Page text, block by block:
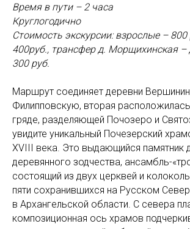
Время в пути – 2 часа
Круглогодично
Стоимость экскурсии: взрослые – 800
400руб., трансфер д. Морщихинская –
300 руб.
Маршрут соединяет деревни
Филипповскую, вторая
гряде, разделяющей Почозеро и
увидите уникальный Почезерский
XVIII века. Это выдающийся памятник
деревянного зодчества, ансамбль-
состоящий из двух церквей и
пяти сохранившихся на Русском
в Архангельской области. С севера
композиционная ось храмов